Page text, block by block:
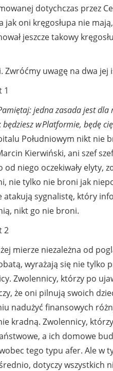
dotychczas przez
jak oni kręgosłupa nie
jeszcze takowy
uwagę na dwa jej
1
jedna zasada jest
będziesz w Platformie, będę
Południowym nikt nie
Kierwiński, ani szef
niego oczekiwały elyty,
nie tylko nie broni jak
sygnalistę, który
nikt go nie broni.
2
mierze niezależna od
wyrażają się nie tylko
Zwolennicy, którzy po
że oni pilnują swoich
nadużyć finansowych
kradną. Zwolennicy,
a ich domowe
tego typu afer. Ale w
dotyczy wszystkich